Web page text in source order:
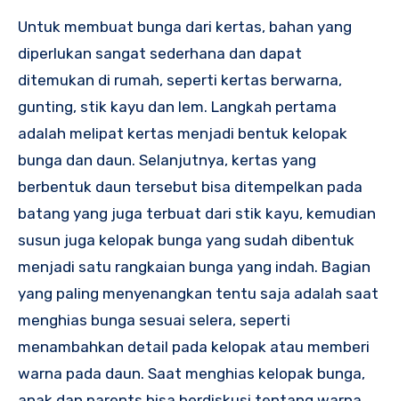
Untuk membuat bunga dari kertas, bahan yang
diperlukan sangat sederhana dan dapat
ditemukan di rumah, seperti kertas berwarna,
gunting, stik kayu dan lem. Langkah pertama
adalah melipat kertas menjadi bentuk kelopak
bunga dan daun. Selanjutnya, kertas yang
berbentuk daun tersebut bisa ditempelkan pada
batang yang juga terbuat dari stik kayu, kemudian
susun juga kelopak bunga yang sudah dibentuk
menjadi satu rangkaian bunga yang indah. Bagian
yang paling menyenangkan tentu saja adalah saat
menghias bunga sesuai selera, seperti
menambahkan detail pada kelopak atau memberi
warna pada daun. Saat menghias kelopak bunga,